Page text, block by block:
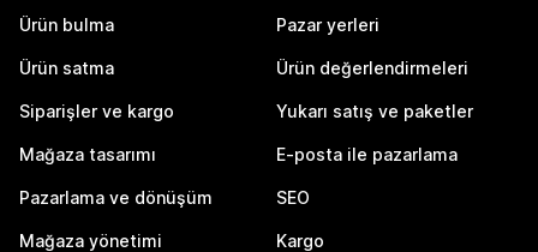
Ürün bulma
Ürün satma
Siparişler ve kargo
Mağaza tasarımı
Pazarlama ve dönüşüm
Mağaza yönetimi
Pazar yerleri
Ürün değerlendirmeleri
Yukarı satış ve paketler
E-posta ile pazarlama
SEO
Kargo